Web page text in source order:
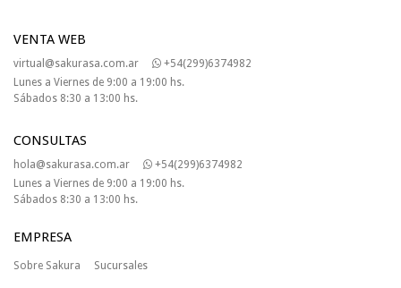
VENTA WEB
virtual@sakurasa.com.ar
+54(299)6374982
Lunes a Viernes de 9:00 a 19:00 hs.
Sábados 8:30 a 13:00 hs.
CONSULTAS
hola@sakurasa.com.ar
+54(299)6374982
Lunes a Viernes de 9:00 a 19:00 hs.
Sábados 8:30 a 13:00 hs.
EMPRESA
Sobre Sakura Sucursales